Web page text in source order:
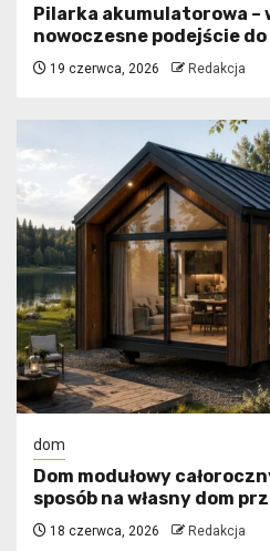
Pilarka akumulatorowa –
nowoczesne podejście
19 czerwca, 2026 Redakcja
dom
Dom modułowy
sposób na własny dom
18 czerwca, 2026 Redakcja